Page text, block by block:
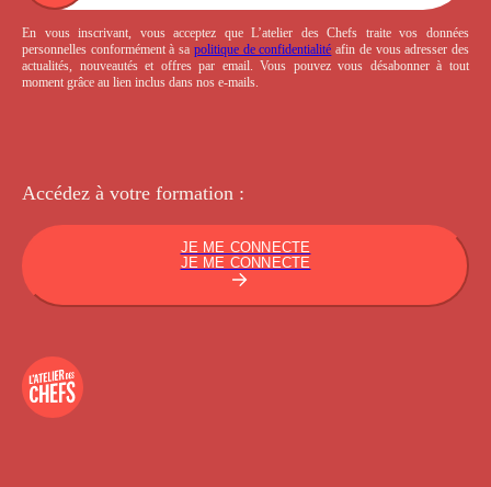
En vous inscrivant, vous acceptez que L’atelier des Chefs traite vos données
personnelles conformément à sa politique de confidentialité afin de vous adresser des
actualités, nouveautés et offres par email. Vous pouvez vous désabonner à tout
moment grâce au lien inclus dans nos e-mails.
Accédez à votre formation :
JE ME CONNECTE
JE ME CONNECTE